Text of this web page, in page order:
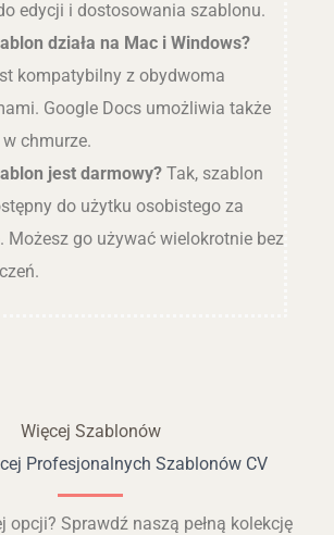
edycji i dostosowania szablonu.
działa na Mac i Windows?
kompatybilny z obydwoma
Google Docs umożliwia także
chmurze.
jest darmowy?Tak, szablon
do użytku osobistego za
Możesz go używać wielokrotnie bez
Więcej Szablonów
Profesjonalnych Szablonów CV
opcji? Sprawdź naszą pełną kolekcję